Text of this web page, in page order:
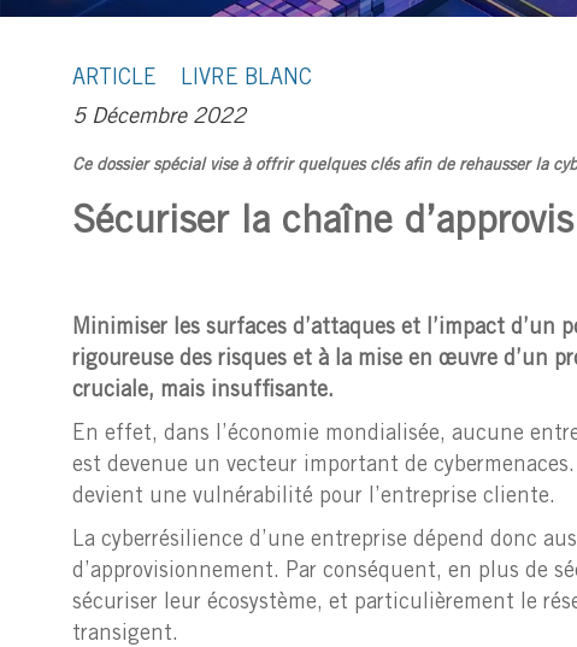
ARTICLE
LIVRE BLANC
5 Décembre 2022
Ce dossier spécial vise à offrir quelques clés afin de rehausser la
Sécuriser la chaîne
Minimiser les surfaces d’attaques et l’impact
rigoureuse des risques et à la mise en œuvre d’un
cruciale, mais insuffisante.
En effet, dans l’économie mondialisée, aucune
est devenue un vecteur important de
devient une vulnérabilité pour l’entreprise cliente.
La cyberrésilience d’une entreprise dépend donc
d’approvisionnement. Par conséquent, en plus de
sécuriser leur écosystème, et particulièrement le
transigent.